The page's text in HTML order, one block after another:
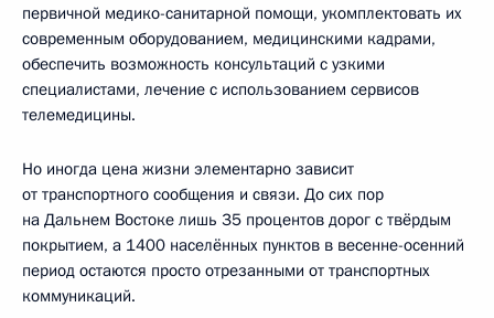
первичной медико-санитарной помощи, укомплектовать их
современным оборудованием, медицинскими кадрами,
обеспечить возможность консультаций с узкими
специалистами, лечение с использованием сервисов
телемедицины.
Но иногда цена жизни элементарно зависит
от транспортного сообщения и связи. До сих пор
на Дальнем Востоке лишь 35 процентов дорог с твёрдым
покрытием, а 1400 населённых пунктов в весенне-осенний
период остаются просто отрезанными от транспортных
коммуникаций.